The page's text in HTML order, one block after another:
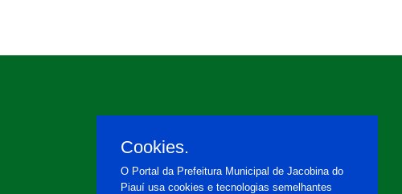
Cookies.
O Portal da Prefeitura Municipal de Jacobina do
Piauí usa cookies e tecnologias semelhantes